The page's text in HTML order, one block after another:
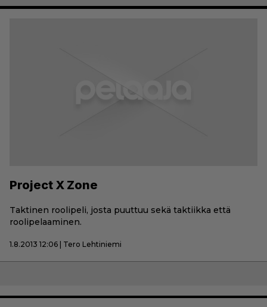
Project X Zone
Taktinen roolipeli, josta puuttuu sekä taktiikka että
roolipelaaminen.
1.8.2013 12:06 | Tero Lehtiniemi